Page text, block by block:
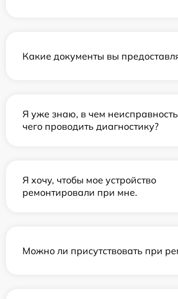
Какие документы вы
Я уже знаю, в чем
чего проводить диагностику?
Я хочу, чтобы мое устройство
ремонтировали при мне.
Можно ли присутствовать при